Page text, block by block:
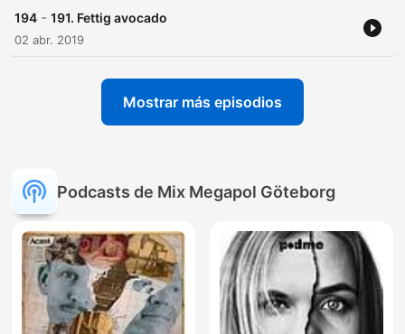
194 - 191. Fettig avocado
02 abr. 2019
Mostrar más episodios
Podcasts de Mix Megapol Göteborg